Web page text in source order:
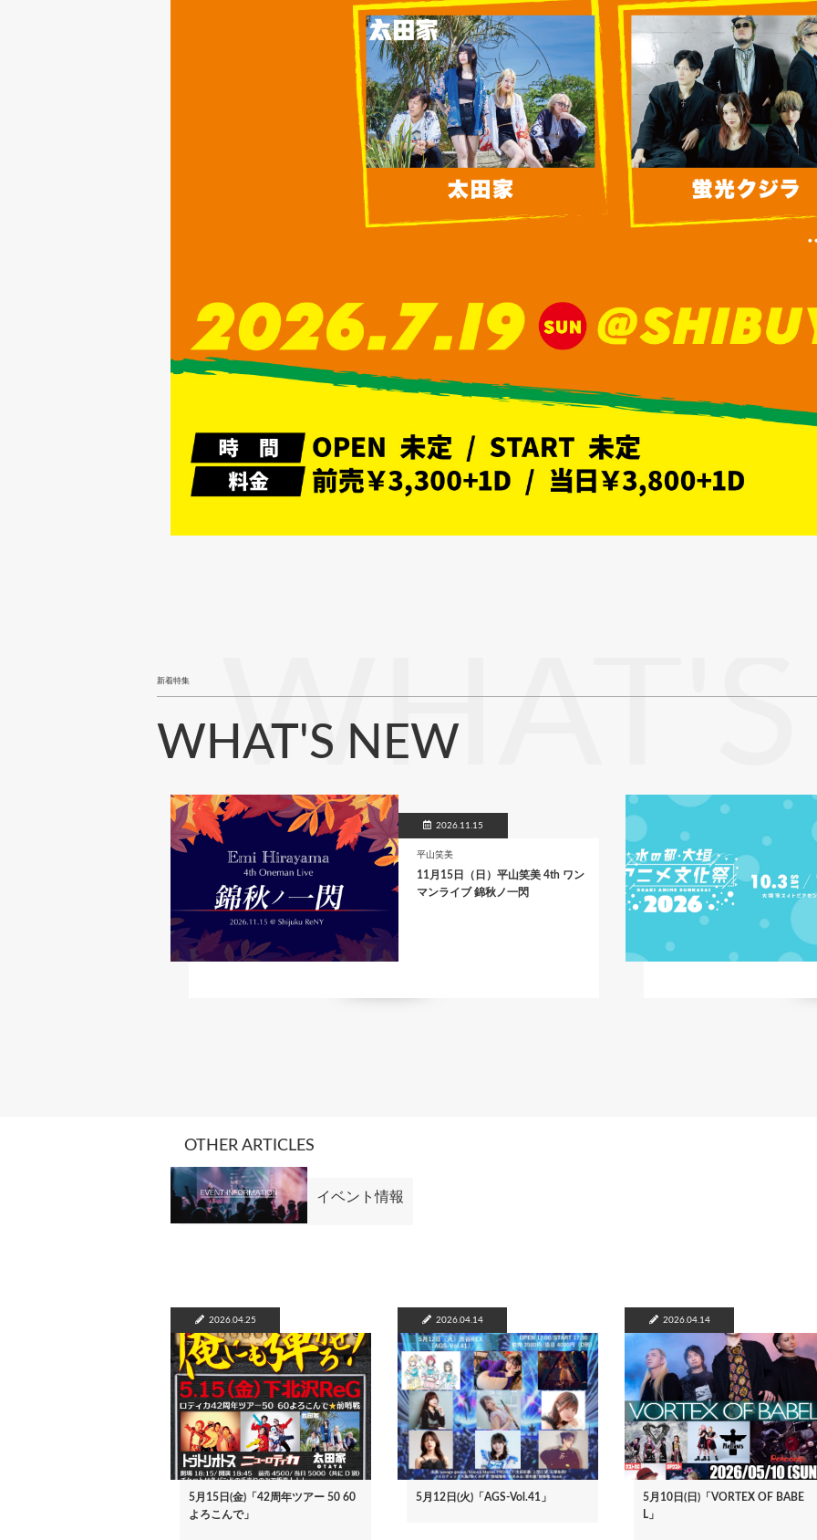
新着特集
WHAT'S NEW
WHAT'S
2026.11.15
平山笑美
11月15日（日）平山笑美 4th ワン
マンライブ 錦秋ノ一閃
OTHER ARTICLES
イベント情報
2026.04.25
5月15日(金)「42周年ツアー 50 60
よろこんで」
2026.04.14
5月12日(火)「AGS-Vol.41」
2026.04.14
5月10日(日)「VORTEX OF BABE
L」